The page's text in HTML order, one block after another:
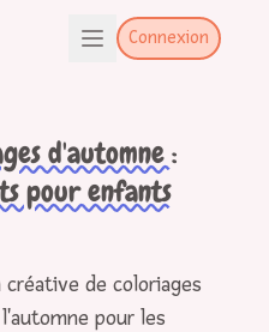
Connexion
d'automne :
pour enfants
de coloriages
pour les